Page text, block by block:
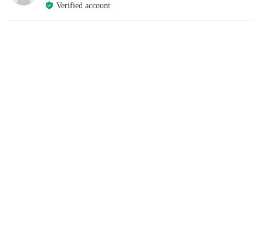
Verified account